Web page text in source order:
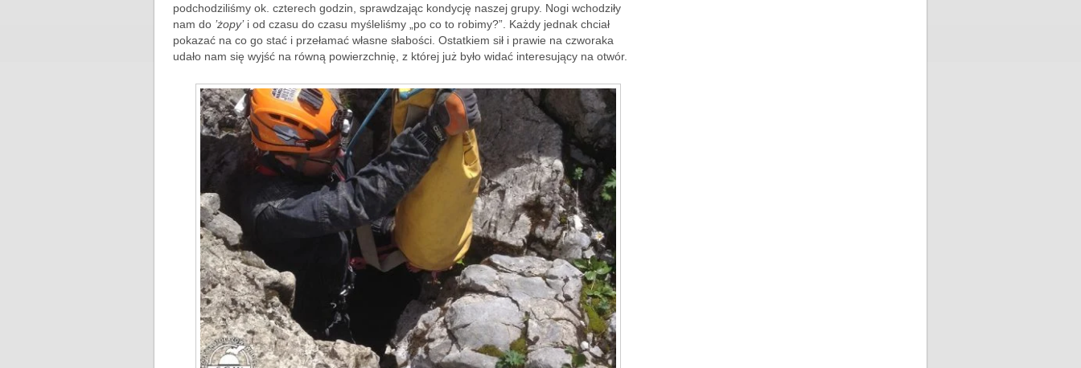
podchodziliśmy ok. czterech godzin, sprawdzając kondycję naszej grupy. Nogi wchodziły
nam do ’żopy’i od czasu do czasu myśleliśmy „po co to robimy?”. Każdy jednak chciał
pokazać na co go stać i przełamać własne słabości. Ostatkiem sił i prawie na czworaka
udało nam się wyjść na równą powierzchnię, z której już było widać interesujący na otwór.